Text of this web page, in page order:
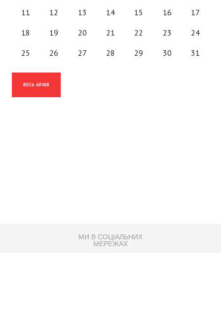
11 12 13 14 15 16 17
18 19 20 21 22 23 24
25 26 27 28 29 30 31
ВЕСЬ АРХІВ
МИ В СОЦІАЛЬНИХ
МЕРЕЖАХ